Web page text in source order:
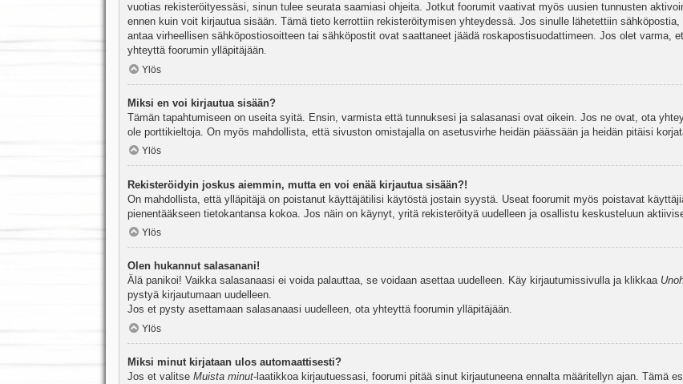
vuotias rekisteröityessäsi, sinun tulee seurata saamiasi ohjeita. Jotkut foorumit vaativat myös uusien tunnusten
ennen kuin voit kirjautua sisään. Tämä tieto kerrottiin rekisteröitymisen yhteydessä. Jos sinulle lähetettiin
antaa virheellisen sähköpostiosoitteen tai sähköpostit ovat saattaneet jäädä roskapostisuodattimeen. Jos olet varma,
yhteyttä foorumin ylläpitäjään.
Ylös
Miksi en voi kirjautua sisään?
Tämän tapahtumiseen on useita syitä. Ensin, varmista että tunnuksesi ja salasanasi ovat oikein. Jos ne ovat, ota
ole porttikieltoja. On myös mahdollista, että sivuston omistajalla on asetusvirhe heidän päässään ja heidän pitäisi
Ylös
Rekisteröidyin joskus aiemmin, mutta en voi enää kirjautua sisään?!
On mahdollista, että ylläpitäjä on poistanut käyttäjätilisi käytöstä jostain syystä. Useat foorumit myös poistavat
pienentääkseen tietokantansa kokoa. Jos näin on käynyt, yritä rekisteröityä uudelleen ja osallistu keskusteluun
Ylös
Olen hukannut salasanani!
Älä panikoi! Vaikka salasanaasi ei voida palauttaa, se voidaan asettaa uudelleen. Käy kirjautumissivulla ja klikkaa
pystyä kirjautumaan uudelleen.
Jos et pysty asettamaan salasanaasi uudelleen, ota yhteyttä foorumin ylläpitäjään.
Ylös
Miksi minut kirjataan ulos automaattisesti?
Jos et valitse Muista minut-laatikkoa kirjautuessasi, foorumi pitää sinut kirjautuneena ennalta määritellyn ajan. Tämä